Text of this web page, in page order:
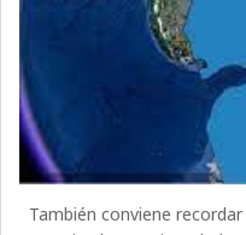
También conviene